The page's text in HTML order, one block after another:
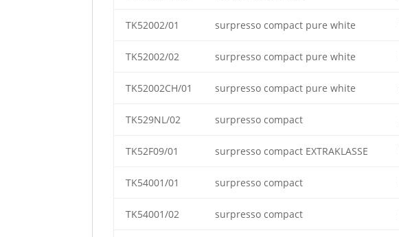
TK52002/01 surpresso compact pure white
TK52002/02 surpresso compact pure white
TK52002CH/01 surpresso compact pure white
TK529NL/02 surpresso compact
TK52F09/01 surpresso compact EXTRAKLASSE
TK54001/01 surpresso compact
TK54001/02 surpresso compact